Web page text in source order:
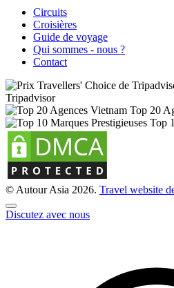
Circuits
Croisières
Guide de voyage
Qui sommes - nous ?
Contact
Tripadvisor
Top 20
Top
© Autour Asia 2026. Travel website
Discutez avec nous